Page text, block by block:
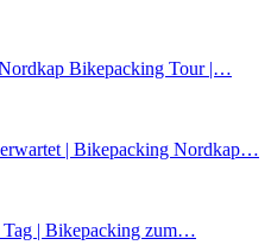
Bikepacking Tour |…
| Bikepacking Nordkap…
Tag | Bikepacking zum…